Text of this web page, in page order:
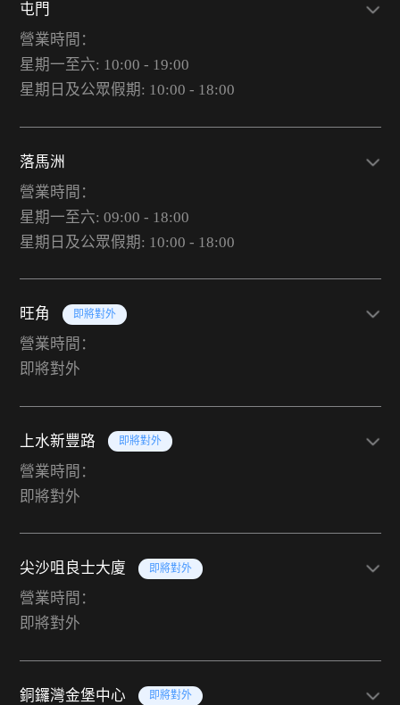
屯門
營業時間：
星期一至六: 10:00 - 19:00
星期日及公眾假期: 10:00 - 18:00
落馬洲
營業時間：
星期一至六: 09:00 - 18:00
星期日及公眾假期: 10:00 - 18:00
旺角 即將對外
營業時間：
即將對外
上水新豐路 即將對外
營業時間：
即將對外
尖沙咀良士大廈 即將對外
營業時間：
即將對外
銅鑼灣金堡中心 即將對外